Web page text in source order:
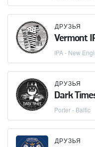
ДРУЗЬЯ
Vermont
IPA - New
ДРУЗЬЯ
Dark
Porter - Baltic
ДРУЗЬЯ